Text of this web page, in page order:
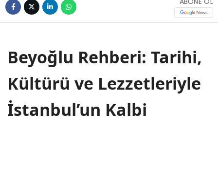
Beyoğlu Rehberi: Tarihi,
Kültürü ve Lezzetleriyle
İstanbul’un Kalbi